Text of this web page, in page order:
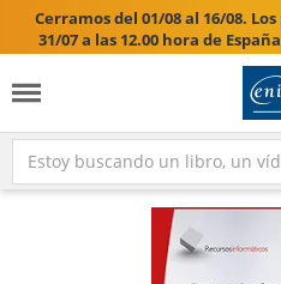
Cerramos del 01/08 al 16/08.
31/07 a las 12.00 hora de
17/08/